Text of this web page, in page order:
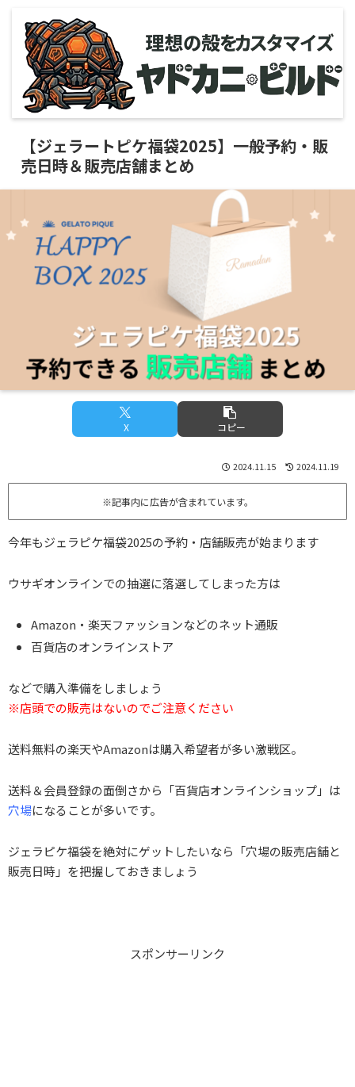
【ジェラートピケ福袋2025】一般予約・販
売日時＆販売店舗まとめ
X コピー
2024.11.15 2024.11.19
※記事内に広告が含まれています。
今年もジェラピケ福袋2025の予約・店舗販売が始まります
ウサギオンラインでの抽選に落選してしまった方は
Amazon・楽天ファッションなどのネット通販
百貨店のオンラインストア
などで購入準備をしましょう
※店頭での販売はないのでご注意ください
送料無料の楽天やAmazonは購入希望者が多い激戦区。
送料＆会員登録の面倒さから「百貨店オンラインショップ」は
穴場になることが多いです。
ジェラピケ福袋を絶対にゲットしたいなら「穴場の販売店舗と
販売日時」を把握しておきましょう
スポンサーリンク